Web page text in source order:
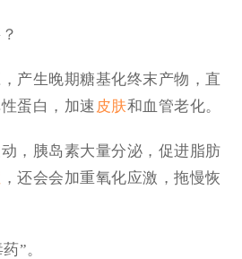
产生晚期糖基化终末产物，直
蛋白，加速 皮肤和血管老化。
，胰岛素大量分泌，促进脂肪
，还会会加重氧化应激，拖慢恢
”。